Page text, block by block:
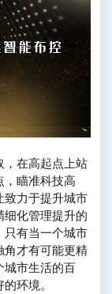
，在高起点上站
瞄准科技高
致力于提升城市
化管理提升的
只有当一个城市
角才有可能更精
城市生活的百
环境。